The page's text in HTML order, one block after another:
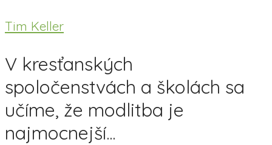
Tim Keller
V kresťanských
spoločenstvách a školách sa
učíme, že modlitba je
najmocnejší...